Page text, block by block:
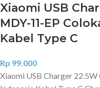
Xiaomi USB
MDY-11-EP
Kabel Type C
Rp 99.000
Xiaomi USB Charger